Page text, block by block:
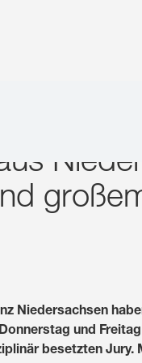
aus
Niedersachsen
und
besetzten